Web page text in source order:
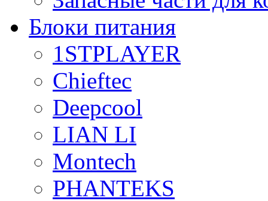
Блоки питания
1STPLAYER
Chieftec
Deepcool
LIAN LI
Montech
PHANTEKS